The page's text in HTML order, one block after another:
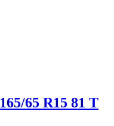
165/65 R15 81 T